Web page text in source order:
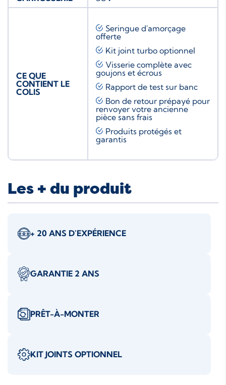
CE QUE
CONTIENT LE
COLIS
Seringue d'amorçage
offerte
Kit joint turbo optionnel
Visserie complète avec
goujons et écrous
Rapport de test sur banc
Bon de retour prépayé pour
renvoyer votre ancienne
pièce sans frais
Produits protégés et
garantis
Les + du produit
+ 20 ANS D'EXPÉRIENCE
GARANTIE 2 ANS
PRÊT-À-MONTER
KIT JOINTS OPTIONNEL